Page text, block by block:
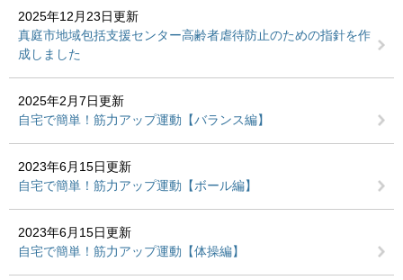
2025年12月23日更新
真庭市地域包括支援センター高齢者虐待防止のための指針を作
成しました
2025年2月7日更新
自宅で簡単！筋力アップ運動【バランス編】
2023年6月15日更新
自宅で簡単！筋力アップ運動【ボール編】
2023年6月15日更新
自宅で簡単！筋力アップ運動【体操編】